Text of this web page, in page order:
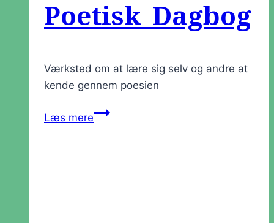
Poetisk Dagbog
Værksted om at lære sig selv og andre at
kende gennem poesien
Læs mereVærksted: